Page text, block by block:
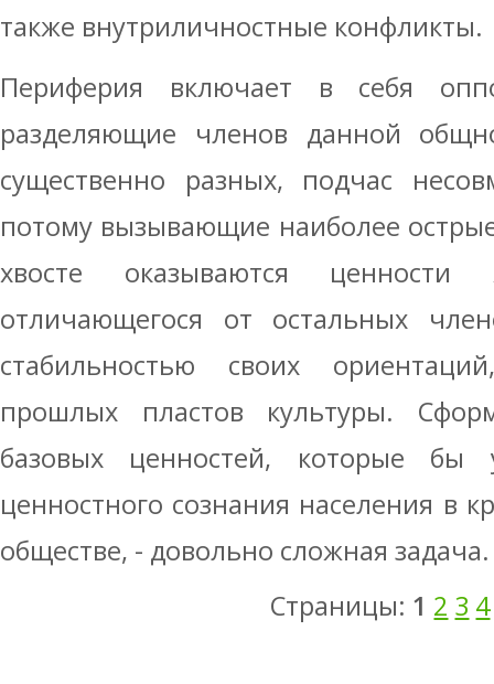
также внутриличностные конфликты.
Периферия включает в себя
разделяющие членов данной
существенно разных, подчас
потому вызывающие наиболее
хвосте оказываются ценности
отличающегося от остальных
стабильностью своих
прошлых пластов культуры.
базовых ценностей, которые бы
ценностного сознания населения в
обществе, - довольно сложная
Страницы: 1 2 3 4